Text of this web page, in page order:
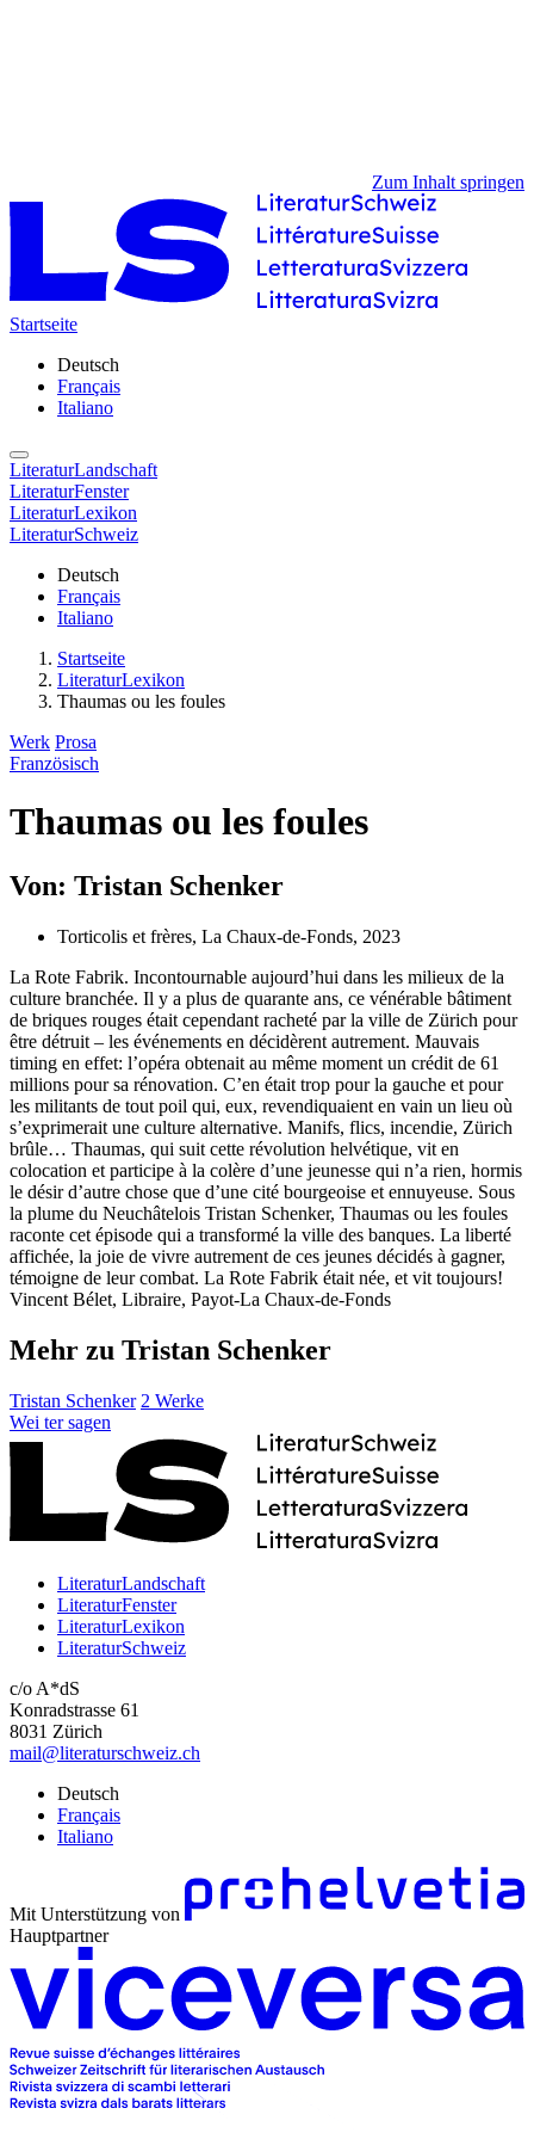
Zum Inhalt springen
Startseite
Deutsch
Français
Italiano
LiteraturLandschaft
LiteraturFenster
LiteraturLexikon
LiteraturSchweiz
Deutsch
Français
Italiano
Startseite
LiteraturLexikon
Thaumas ou les foules
Werk Prosa
Französisch
Thaumas ou les foules
Von: Tristan Schenker
Torticolis et frères, La Chaux-de-Fonds, 2023
La Rote Fabrik. Incontournable aujourd’hui dans les milieux de la
culture branchée. Il y a plus de quarante ans, ce vénérable bâtiment
de briques rouges était cependant racheté par la ville de Zürich pour
être détruit – les événements en décidèrent autrement. Mauvais
timing en effet: l’opéra obtenait au même moment un crédit de 61
millions pour sa rénovation. C’en était trop pour la gauche et pour
les militants de tout poil qui, eux, revendiquaient en vain un lieu où
s’exprimerait une culture alternative. Manifs, flics, incendie, Zürich
brûle… Thaumas, qui suit cette révolution helvétique, vit en
colocation et participe à la colère d’une jeunesse qui n’a rien, hormis
le désir d’autre chose que d’une cité bourgeoise et ennuyeuse. Sous
la plume du Neuchâtelois Tristan Schenker, Thaumas ou les foules
raconte cet épisode qui a transformé la ville des banques. La liberté
affichée, la joie de vivre autrement de ces jeunes décidés à gagner,
témoigne de leur combat. La Rote Fabrik était née, et vit toujours!
Vincent Bélet, Libraire, Payot-La Chaux-de-Fonds
Mehr zu Tristan Schenker
Tristan Schenker 2 Werke
Wei ter sagen
LiteraturLandschaft
LiteraturFenster
LiteraturLexikon
LiteraturSchweiz
c/o A*dS
Konradstrasse 61
8031 Zürich
mail@literaturschweiz.ch
Deutsch
Français
Italiano
Mit Unterstützung von
Hauptpartner